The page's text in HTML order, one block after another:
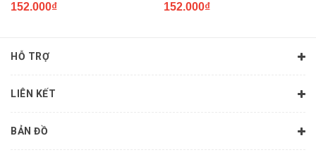
152.000₫ 152.000₫
HỖ TRỢ
LIÊN KẾT
BẢN ĐỒ